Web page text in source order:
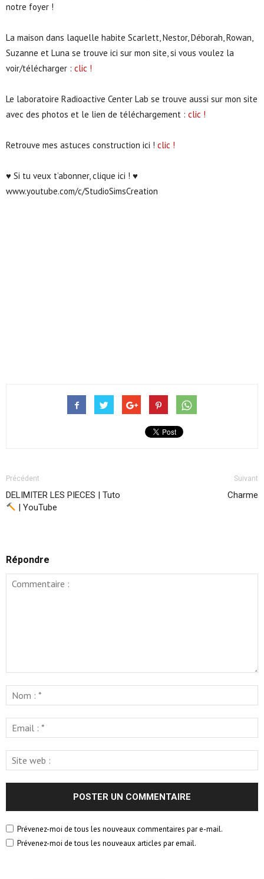
notre foyer !
La maison dans laquelle habite Scarlett, Nestor, Déborah, Rowan,
Suzanne et Luna se trouve ici sur mon site, si vous voulez la
voir/télécharger : clic !
Le laboratoire Radioactive Center Lab se trouve aussi sur mon site
avec des photos et le lien de téléchargement : clic !
Retrouve mes astuces construction ici ! clic !
♥ Si tu veux t’abonner, clique ici ! ♥
www.youtube.com/c/StudioSimsCreation
Précédent
DELIMITER LES PIECES | Tuto
| YouTube
Suivant
Charme
Répondre
Prévenez-moi de tous les nouveaux commentaires par e-mail.
Prévenez-moi de tous les nouveaux articles par email.